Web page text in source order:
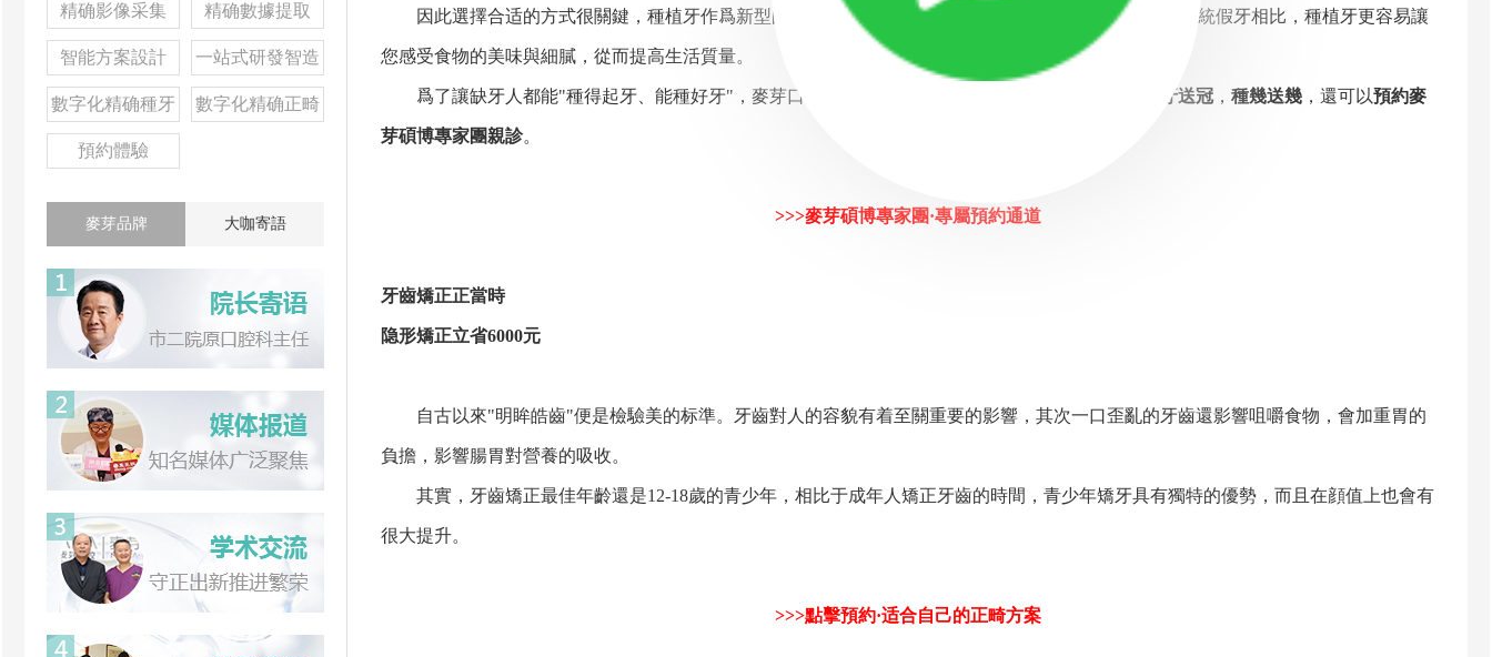
精确影像采集 精确數據提取
智能方案設計 一站式研發智造
數字化精确種牙 數字化精确正畸
預約體驗
麥芽品牌 大咖寄語
因此選擇合适的方式很關鍵，種植牙作爲新型的補牙方式一經出現便深受廣大缺牙人士的喜愛，與傳統假牙相比，種植牙更容易讓
您感受食物的美味與細膩，從而提高生活質量。
爲了讓缺牙人都能"種得起牙、能種好牙"，麥芽口腔連鎖推出種牙福利，進口種植牙 種牙送冠 ， 種幾送幾 ，還可以預約麥
芽碩博專家團親診。
>>>麥芽碩博專家團·專屬預約通道
牙齒矯正正當時
隐形矯正立省6000元
自古以來"明眸皓齒"便是檢驗美的标準。牙齒對人的容貌有着至關重要的影響，其次一口歪亂的牙齒還影響咀嚼食物，會加重胃的
負擔，影響腸胃對營養的吸收。
其實，牙齒矯正最佳年齡還是12-18歲的青少年，相比于成年人矯正牙齒的時間，青少年矯牙具有獨特的優勢，而且在顔值上也會有
很大提升。
>>>點擊預約·适合自己的正畸方案